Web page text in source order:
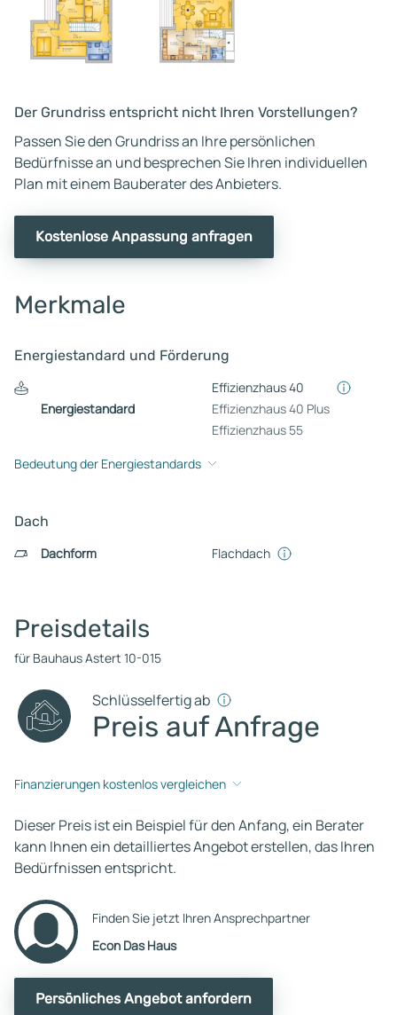
Der Grundriss entspricht nicht Ihren Vorstellungen?
Passen Sie den Grundriss an Ihre persönlichen
Bedürfnisse an und besprechen Sie Ihren individuellen
Plan mit einem Bauberater des Anbieters.
Kostenlose Anpassung anfragen
Merkmale
Energiestandard und Förderung
Energiestandard
Effizienzhaus 40
Effizienzhaus 40 Plus
Effizienzhaus 55
Bedeutung der Energiestandards
Dach
Dachform
Flachdach
Preisdetails
für Bauhaus Astert 10-015
Schlüsselfertig ab
Preis auf Anfrage
Finanzierungen kostenlos vergleichen
Dieser Preis ist ein Beispiel für den Anfang, ein Berater
kann Ihnen ein detailliertes Angebot erstellen, das Ihren
Bedürfnissen entspricht.
Finden Sie jetzt Ihren Ansprechpartner
Econ Das Haus
Persönliches Angebot anfordern